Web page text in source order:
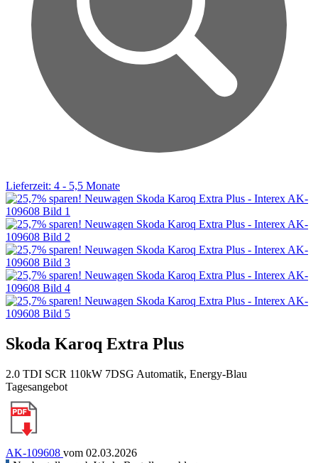
Lieferzeit: 4 - 5,5 Monate
Skoda Karoq Extra Plus
2.0 TDI SCR 110kW 7DSG Automatik, Energy-Blau
Tagesangebot
AK-109608 vom 02.03.2026